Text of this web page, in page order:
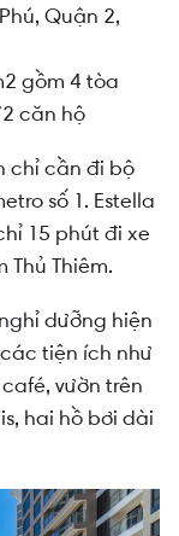
Quận 2,
gồm 4 tòa
căn hộ
chỉ cần đi bộ
số 1. Estella
15 phút đi xe
Thiêm.
dưỡng hiện
tiện ích như
vườn trên
hai hồ bơi dài